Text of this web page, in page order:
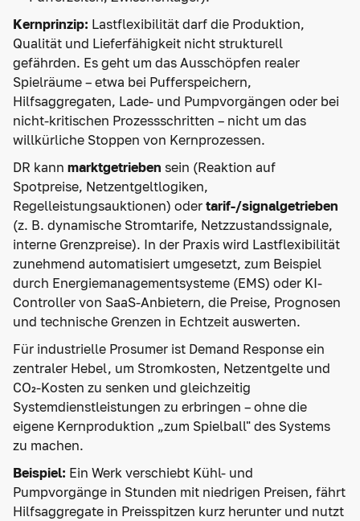
Kernprinzip: Lastflexibilität darf die Produktion,
Qualität und Lieferfähigkeit nicht strukturell
gefährden. Es geht um das Ausschöpfen realer
Spielräume – etwa bei Pufferspeichern,
Hilfsaggregaten, Lade- und Pumpvorgängen oder bei
nicht-kritischen Prozessschritten – nicht um das
willkürliche Stoppen von Kernprozessen.
DR kann marktgetrieben sein (Reaktion auf
Spotpreise, Netzentgeltlogiken,
Regelleistungsauktionen) oder tarif-/signalgetrieben
(z. B. dynamische Stromtarife, Netzzustandssignale,
interne Grenzpreise). In der Praxis wird Lastflexibilität
zunehmend automatisiert umgesetzt, zum Beispiel
durch Energiemanagementsysteme (EMS) oder KI-
Controller von SaaS-Anbietern, die Preise, Prognosen
und technische Grenzen in Echtzeit auswerten.
Für industrielle Prosumer ist Demand Response ein
zentraler Hebel, um Stromkosten, Netzentgelte und
CO₂-Kosten zu senken und gleichzeitig
Systemdienstleistungen zu erbringen – ohne die
eigene Kernproduktion „zum Spielball" des Systems
zu machen.
Beispiel: Ein Werk verschiebt Kühl- und
Pumpvorgänge in Stunden mit niedrigen Preisen, fährt
Hilfsaggregate in Preisspitzen kurz herunter und nutzt